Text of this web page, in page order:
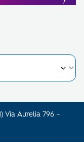
Via Aurelia 796 –